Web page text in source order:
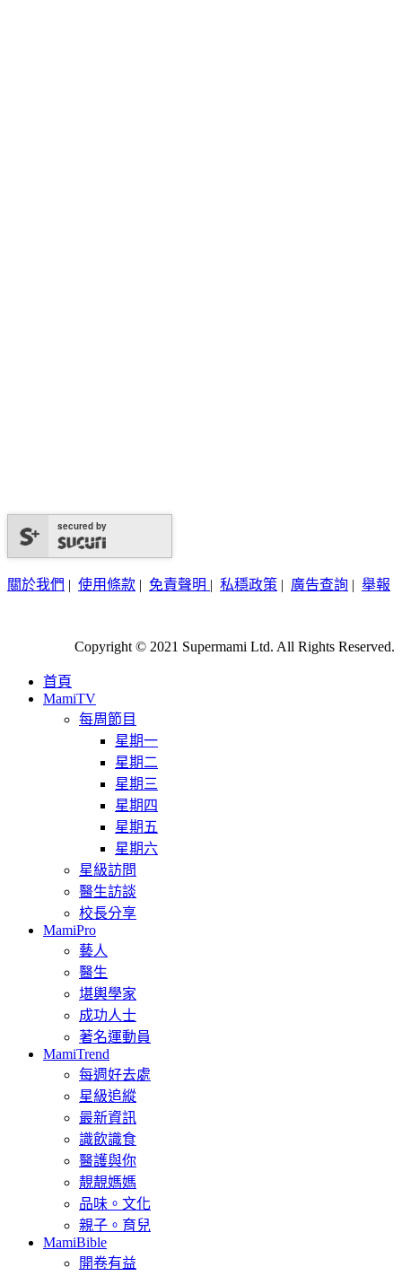
secured by
關於我們 | 使用條款 | 免責聲明 | 私穩政策 | 廣告查詢 | 舉報
Copyright © 2021 Supermami Ltd. All Rights Reserved.
首頁
MamiTV
每周節目
星期一
星期二
星期三
星期四
星期五
星期六
星級訪問
醫生訪談
校長分享
MamiPro
藝人
醫生
堪輿學家
成功人士
著名運動員
MamiTrend
每週好去處
星級追縱
最新資訊
識飲識食
醫護與你
靚靚媽媽
品味。文化
親子。育兒
MamiBible
開卷有益